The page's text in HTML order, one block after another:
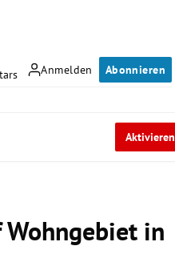
Anmelden Abonnieren
Aktivieren
in